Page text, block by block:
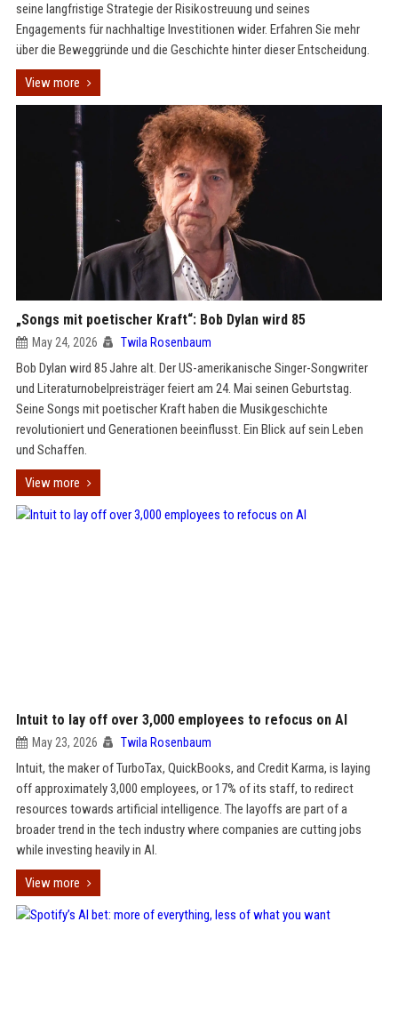
seine langfristige Strategie der Risikostreuung und seines
Engagements für nachhaltige Investitionen wider. Erfahren Sie mehr
über die Beweggründe und die Geschichte hinter dieser Entscheidung.
View more
„Songs mit poetischer Kraft“: Bob Dylan wird 85
May 24, 2026 Twila Rosenbaum
Bob Dylan wird 85 Jahre alt. Der US-amerikanische Singer-Songwriter
und Literaturnobelpreisträger feiert am 24. Mai seinen Geburtstag.
Seine Songs mit poetischer Kraft haben die Musikgeschichte
revolutioniert und Generationen beeinflusst. Ein Blick auf sein Leben
und Schaffen.
View more
Intuit to lay off over 3,000 employees to refocus on AI
May 23, 2026 Twila Rosenbaum
Intuit, the maker of TurboTax, QuickBooks, and Credit Karma, is laying
off approximately 3,000 employees, or 17% of its staff, to redirect
resources towards artificial intelligence. The layoffs are part of a
broader trend in the tech industry where companies are cutting jobs
while investing heavily in AI.
View more